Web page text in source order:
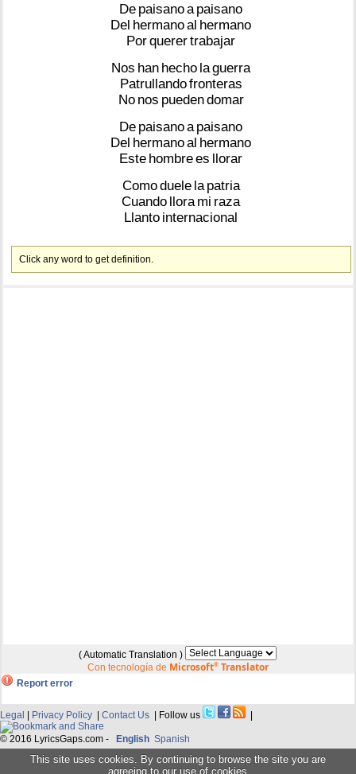
De paisanoa paisano
Del hermanoal hermano
Porquerertrabajar
Nos han hecho laguerra
Patrullandofronteras
No nos puedendomar
De paisanoa paisano
Del hermanoal hermano
Este hombrees llorar
Comoduele la patria
Cuando llora mi raza
Llanto internacional
Click any word to get definition.
( Automatic Translation )
Con tecnología de Microsoft®Translator
Report error
Legal | Privacy Policy | Contact Us | Follow us |
© 2016 LyricsGaps.com - English Spanish
This site uses cookies. By continuing to browse the site you are
agreeing to our use of cookies